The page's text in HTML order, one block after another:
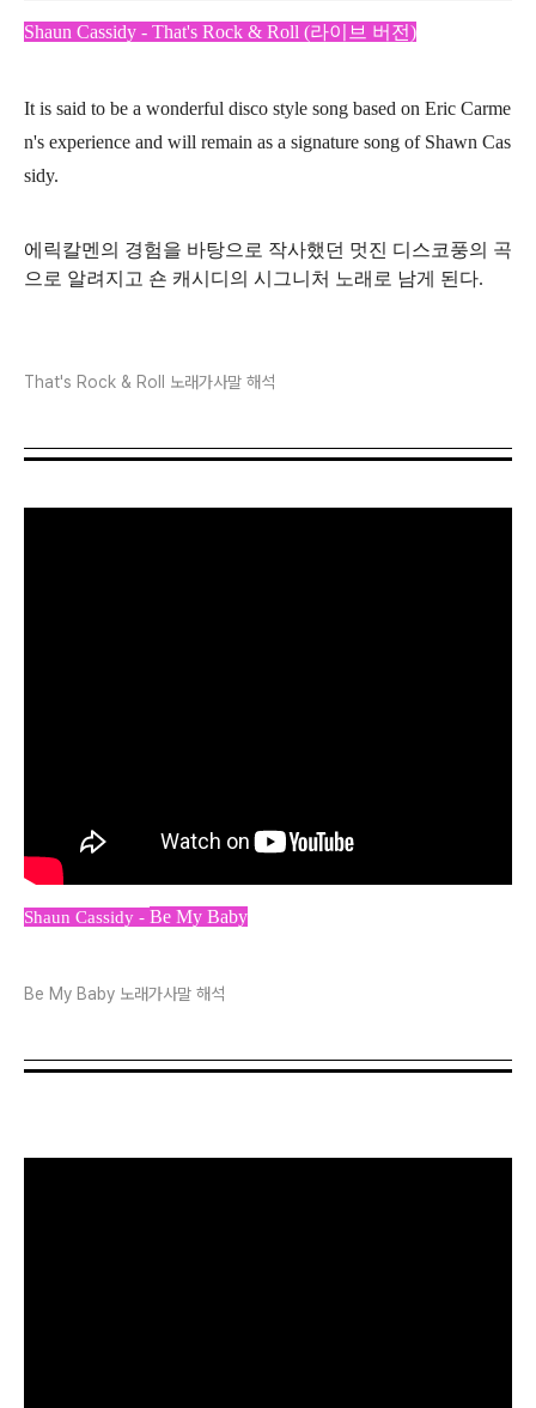
Shaun Cassidy - That's Rock & Roll (라이브 버전)
It is said to be a wonderful disco style song based on Eric Carme
n's experience and will remain as a signature song of Shawn Cas
sidy.
에릭칼멘의 경험을 바탕으로 작사했던 멋진 디스코풍의 곡
으로 알려지고 숀 캐시디의 시그니처 노래로 남게 된다.
That's Rock & Roll 노래가사말 해석
Shaun Cassidy - Be My Baby
Be My Baby 노래가사말 해석